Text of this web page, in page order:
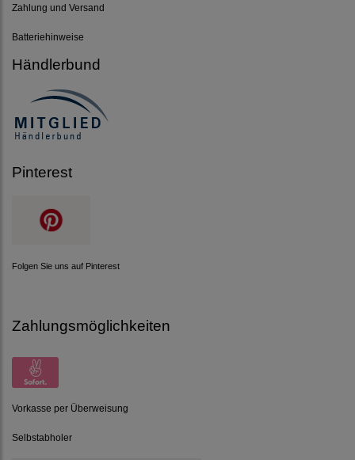
Zahlung und Versand
Batteriehinweise
Händlerbund
Pinterest
Folgen Sie uns auf Pinterest
Zahlungsmöglichkeiten
Vorkasse per Überweisung
Selbstabholer